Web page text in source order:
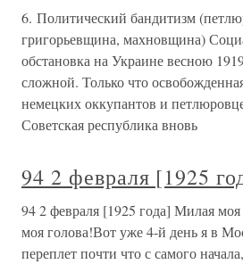
6. Политический бандитизм
григорьевщина, махновщина)
обстановка на Украине весною
сложной. Только что
немецких оккупантов и
Советская республика вновь
94 2 февраля [1925
94 2 февраля [1925 года] Милая
моя голова!Вот уже 4-й день я в
переплет почти что с самого